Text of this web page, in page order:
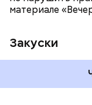
материале
Закуски
По словам